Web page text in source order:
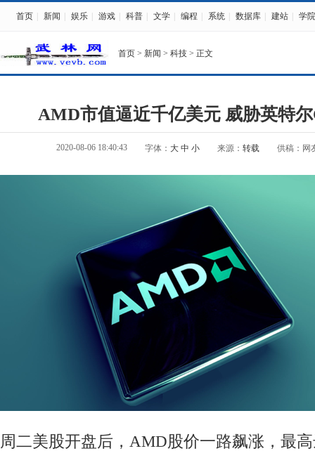
首页 新闻 娱乐 游戏 科普 文学 编程 系统 数据库 建站 学院
首页 > 新闻 > 科技 > 正文
AMD市值逼近千亿美元 威胁英特
2020-08-06 18:40:43 字体： 大 中 小 来源： 转载 供稿：网
周二美股开盘后，AMD股价一路飙涨，最